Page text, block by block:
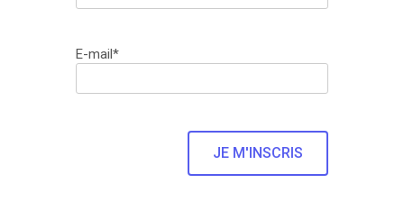
E-mail*